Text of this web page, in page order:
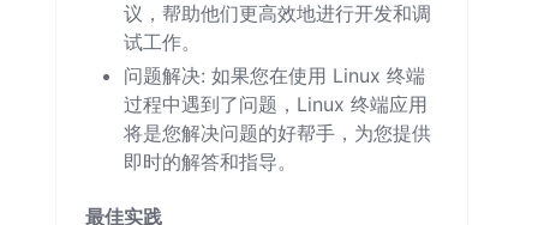
议，帮助他们更高效地进行开发和调
试工作。
问题解决: 如果您在使用 Linux 终端
过程中遇到了问题，Linux 终端应用
将是您解决问题的好帮手，为您提供
即时的解答和指导。
最佳实践